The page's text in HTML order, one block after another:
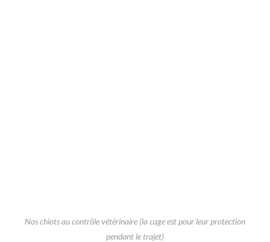
Nos chiots au contrôle vétérinaire (la cage est pour leur protection
pendant le trajet)